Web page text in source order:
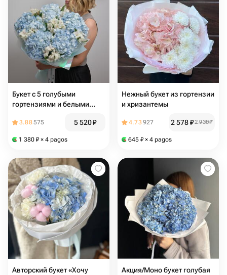
Букет с 5 голубыми
гортензиями и белыми
3.88575 5 520₽
1 380 ₽ × 4 pagos
Нежный букет из гортензии
и хризантемы
4.73927 2 578₽2 930₽
645 ₽ × 4 pagos
Авторский букет «Хочу
Акция/Моно букет голубая